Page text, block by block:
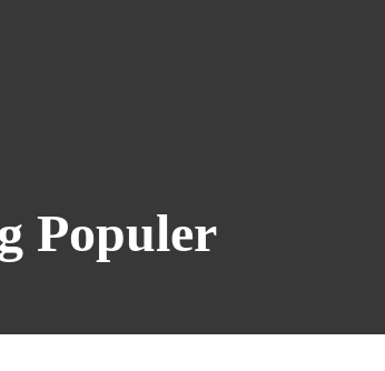
Populer